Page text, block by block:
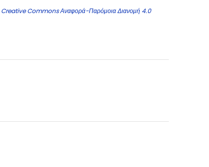
Creative Commons Αναφορά-Παρόμοια Διανομή 4.0